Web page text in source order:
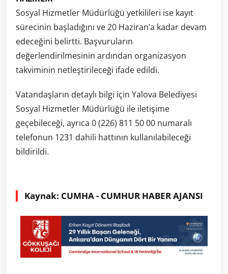
Sosyal Hizmetler Müdürlüğü yetkilileri ise kayıt
sürecinin başladığını ve 20 Haziran’a kadar devam
edeceğini belirtti. Başvuruların
değerlendirilmesinin ardından organizasyon
takviminin netleştirileceği ifade edildi.
Vatandaşların detaylı bilgi için Yalova Belediyesi
Sosyal Hizmetler Müdürlüğü ile iletişime
geçebileceği, ayrıca 0 (226) 811 50 00 numaralı
telefonun 1231 dahili hattının kullanılabileceği
bildirildi.
Kaynak: CUMHA - CUMHUR HABER AJANSI